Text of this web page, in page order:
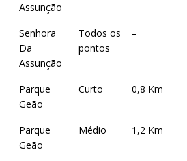
Assunção
Senhora
Da
Assunção
Todos os
pontos
–
Parque
Geão
Curto 0,8 Km
Parque
Geão
Médio 1,2 Km